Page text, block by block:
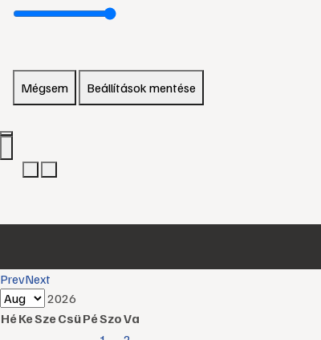
Mégsem Beállítások mentése
PrevNext
2026
HéKeSzeCsüPéSzoVa